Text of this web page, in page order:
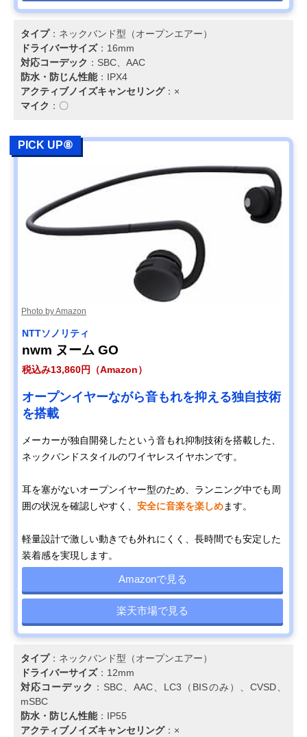
タイプ：ネックバンド型（オープンエアー）
ドライバーサイズ：16mm
対応コーデック ：SBC、AAC
防水・防じん性能：IPX4
アクティブノイズキャンセリング：×
マイク ：〇
PICK UP⑧
Photo by Amazon
NTTソノリティ
nwm ヌーム GO
税込み13,860円（Amazon）
オープンイヤーながら音もれを抑える独自技術
を搭載
メーカーが独自開発したという音もれ抑制技術を搭載した、
ネックバンドスタイルのワイヤレスイヤホンです。
耳を塞がないオープンイヤー型のため、ランニング中でも周
囲の状況を確認しやすく、 安全に音楽を楽しめます。
軽量設計で激しい動きでも外れにくく、長時間でも安定した
装着感を実現します。
Amazonで見る
楽天市場で見る
タイプ：ネックバンド型（オープンエアー）
ドライバーサイズ：12mm
対応コーデック ：SBC、AAC、LC3（BISのみ）、CVSD、
mSBC
防水・防じん性能：IP55
アクティブノイズキャンセリング：×